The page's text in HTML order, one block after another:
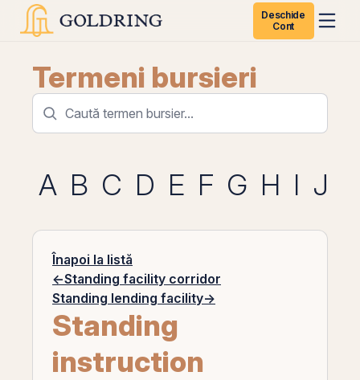
Deschide
Cont
Termeni bursieri
A B C D E F G H I J
Înapoi la listă
←Standing facility corridor
Standing lending facility→
Standing
instruction